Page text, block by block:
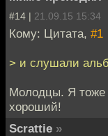
#14 | 21.09.15 15:34
Кому: Цитата, #1
> и слушали
Молодцы. Я тоже
хороший!
Scrattie »